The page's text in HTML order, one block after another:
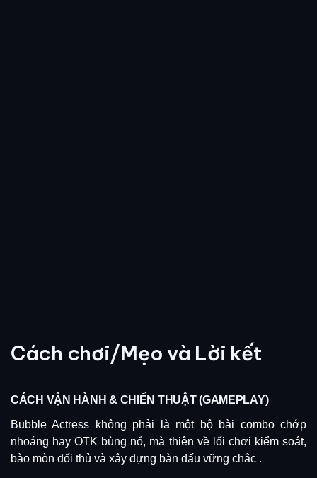
Cách chơi/Mẹo và Lời kết
CÁCH VẬN HÀNH & CHIẾN THUẬT (GAMEPLAY)
Bubble Actress không phải là một bộ bài combo chớp
nhoáng hay OTK bùng nổ, mà thiên về lối chơi kiểm soát,
bào mòn đối thủ và xây dựng bàn đấu vững chắc .